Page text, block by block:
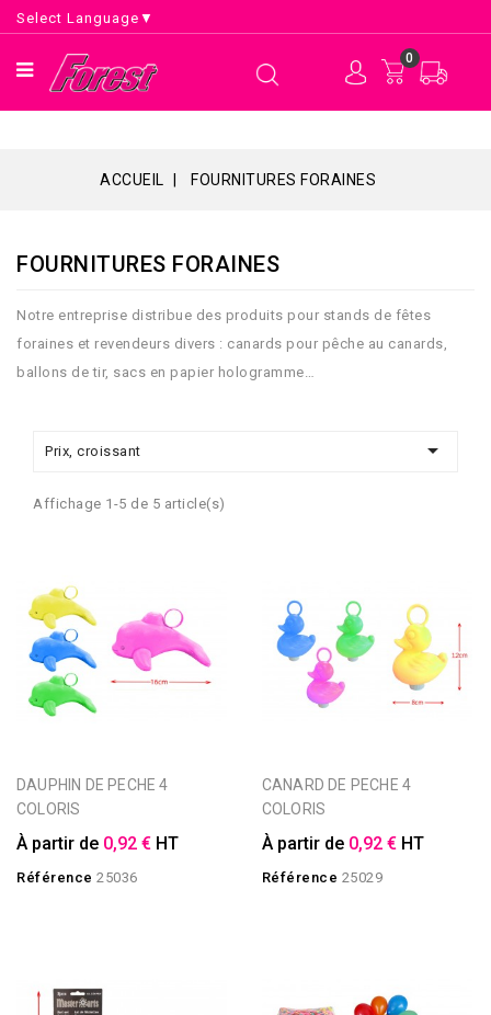
Select Language ▼
0
ACCUEIL FOURNITURES FORAINES
FOURNITURES FORAINES
Notre entreprise distribue des produits pour stands de fêtes
foraines et revendeurs divers : canards pour pêche au canards,
ballons de tir, sacs en papier hologramme…
Prix, croissant 
Affichage 1-5 de 5 article(s)
DAUPHIN DE PECHE 4
COLORIS
À partir de 0,92 € HT
Référence 25036
CANARD DE PECHE 4
COLORIS
À partir de 0,92 € HT
Référence 25029